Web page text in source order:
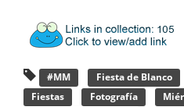
#MM Fiesta de Blanco
Fiestas
Fotografía